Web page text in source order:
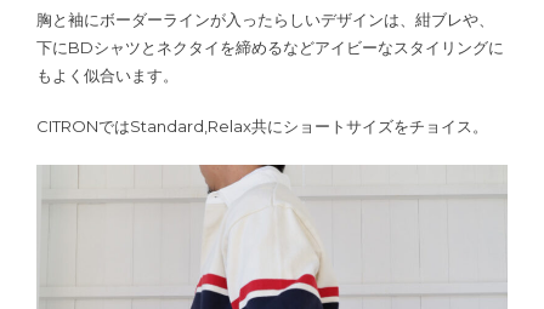
胸と袖にボーダーラインが入ったらしいデザインは、紺ブレや、
下にBDシャツとネクタイを締めるなどアイビーなスタイリングに
もよく似合います。
CITRONではStandard,Relax共にショートサイズをチョイス。